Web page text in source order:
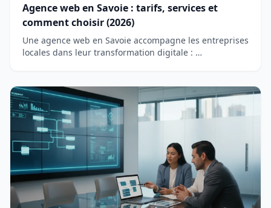
Agence web en Savoie : tarifs, services et
comment choisir (2026)
Une agence web en Savoie accompagne les entreprises
locales dans leur transformation digitale : …